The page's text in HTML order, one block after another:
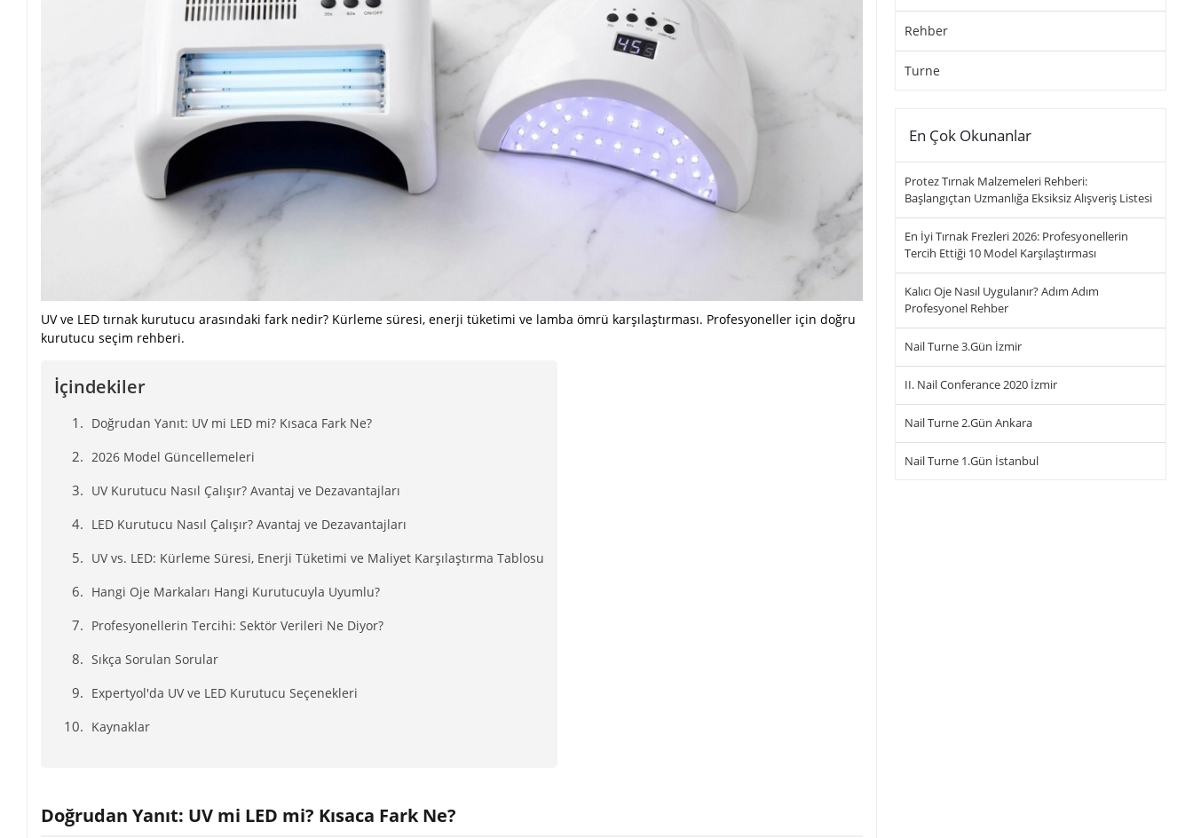
UV ve LED tırnak kurutucu arasındaki fark nedir? Kürleme süresi, enerji tüketimi ve lamba ömrü karşılaştırması. Profesyoneller için doğru
kurutucu seçim rehberi.
İçindekiler
Doğrudan Yanıt: UV mi LED mi? Kısaca Fark Ne?
2026 Model Güncellemeleri
UV Kurutucu Nasıl Çalışır? Avantaj ve Dezavantajları
LED Kurutucu Nasıl Çalışır? Avantaj ve Dezavantajları
UV vs. LED: Kürleme Süresi, Enerji Tüketimi ve Maliyet Karşılaştırma Tablosu
Hangi Oje Markaları Hangi Kurutucuyla Uyumlu?
Profesyonellerin Tercihi: Sektör Verileri Ne Diyor?
Sıkça Sorulan Sorular
Expertyol'da UV ve LED Kurutucu Seçenekleri
Kaynaklar
Doğrudan Yanıt: UV mi LED mi? Kısaca Fark Ne?
Rehber
Turne
En Çok Okunanlar
Protez Tırnak Malzemeleri Rehberi:
Başlangıçtan Uzmanlığa Eksiksiz Alışveriş Listesi
En İyi Tırnak Frezleri 2026: Profesyonellerin
Tercih Ettiği 10 Model Karşılaştırması
Kalıcı Oje Nasıl Uygulanır? Adım Adım
Profesyonel Rehber
Nail Turne 3.Gün İzmir
II. Nail Conferance 2020 İzmir
Nail Turne 2.Gün Ankara
Nail Turne 1.Gün İstanbul